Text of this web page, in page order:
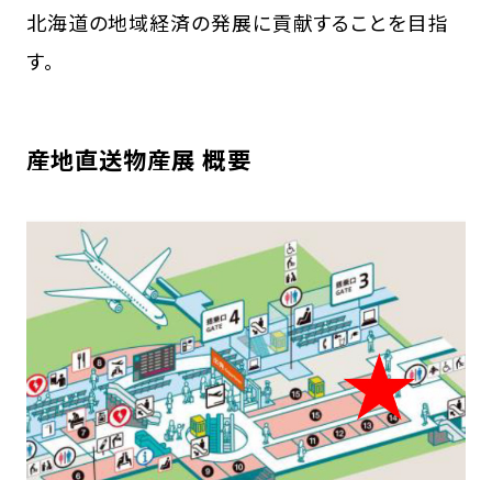
北海道の地域経済の発展に貢献することを目指
す。
産地直送物産展 概要